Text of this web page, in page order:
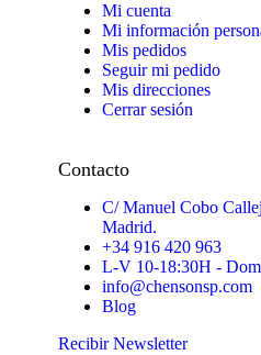
Mi cuenta
Mi información
Mis pedidos
Seguir mi pedido
Mis direcciones
Cerrar sesión
Contacto
C/ Manuel Cobo
Madrid.
+34 916 420 963
L-V 10-18:30H -
info@chensonsp.com
Blog
Recibir Newsletter